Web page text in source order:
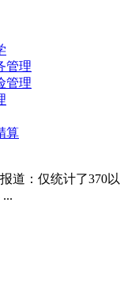
管理
管理
算
道：仅统计了